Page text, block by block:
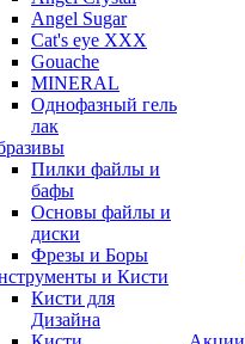
Angel Sugar
Cat's eye XXX
Gouache
MINERAL
Однофазный гель
лак
Пилки файлы и
бафы
Основы файлы и
диски
Фрезы и Боры
и Кисти
Кисти для
Дизайна